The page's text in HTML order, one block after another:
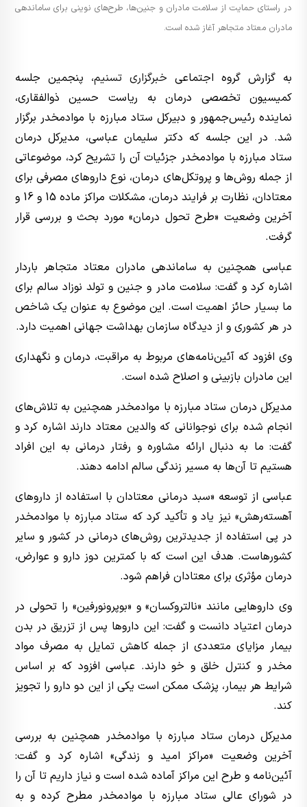
در راستای حمایت از سلامت مادران و جنین‌ها، طرح‌های نوینی برای ساماندهی
مادران معتاد متجاهر آغاز شده است.
به گزارش گروه اجتماعی خبرگزاری تسنیم، پنجمین جلسه
کمیسیون تخصصی درمان به ریاست حسین ذوالفقاری،
نماینده رئیس‌جمهور و دبیرکل ستاد مبارزه با موادمخدر برگزار
شد. در این جلسه که دکتر سلیمان عباسی، مدیرکل درمان
ستاد مبارزه با موادمخدر جزئیات آن را تشریح کرد، موضوعاتی
از جمله روش‌ها و پروتکل‌های درمان، نوع داروهای مصرفی برای
معتادان، نظارت بر فرایند درمان، مشکلات مراکز ماده 15 و 16 و
آخرین وضعیت «طرح تحول درمان» مورد بحث و بررسی قرار
گرفت.
عباسی همچنین به ساماندهی مادران معتاد متجاهر باردار
اشاره کرد و گفت: سلامت مادر و جنین و تولد نوزاد سالم برای
ما بسیار حائز اهمیت است. این موضوع به عنوان یک شاخص
در هر کشوری و از دیدگاه سازمان بهداشت جهانی اهمیت دارد.
وی افزود که آئین‌نامه‌های مربوط به مراقبت، درمان و نگهداری
این مادران بازبینی و اصلاح شده است.
مدیرکل درمان ستاد مبارزه با موادمخدر همچنین به تلاش‌های
انجام شده برای نوجوانانی که والدین معتاد دارند اشاره کرد و
گفت: ما به دنبال ارائه مشاوره و رفتار درمانی به این افراد
هستیم تا آن‌ها به مسیر زندگی سالم ادامه دهند.
عباسی از توسعه «سبد درمانی معتادان با استفاده از داروهای
آهسته‌رهش» نیز یاد و تأکید کرد که ستاد مبارزه با موادمخدر
در پی استفاده از جدیدترین روش‌های درمانی در کشور و سایر
کشورهاست. هدف این است که با کمترین دوز دارو و عوارض،
درمان مؤثری برای معتادان فراهم شود.
وی داروهایی مانند «نالتروکسان» و «بوپرونورفین» را تحولی در
درمان اعتیاد دانست و گفت: این داروها پس از تزریق در بدن
بیمار مزایای متعددی از جمله کاهش تمایل به مصرف مواد
مخدر و کنترل خلق و خو دارند. عباسی افزود که بر اساس
شرایط هر بیمار، پزشک ممکن است یکی از این دو دارو را تجویز
کند.
مدیرکل درمان ستاد مبارزه با موادمخدر همچنین به بررسی
آخرین وضعیت «مراکز امید و زندگی» اشاره کرد و گفت:
آئین‌نامه و طرح این مراکز آماده شده است و نیاز داریم تا آن را
در شورای عالی ستاد مبارزه با موادمخدر مطرح کرده و به